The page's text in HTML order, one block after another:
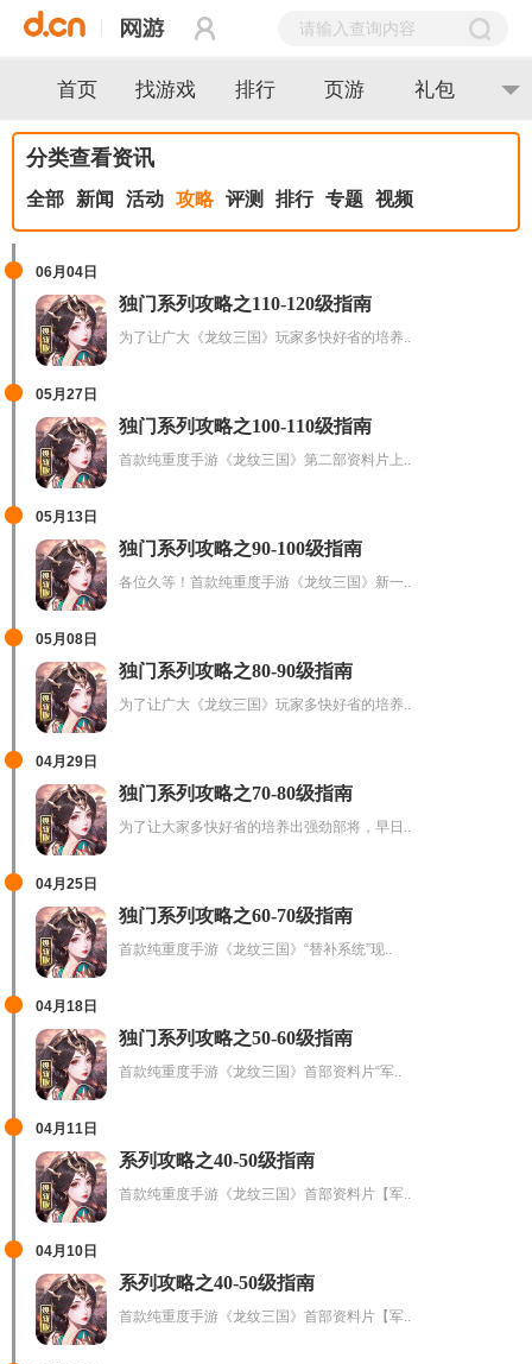
首页 找游戏 排行 页游 礼包
分类查看资讯
全部 新闻 活动 攻略 评测 排行 专题 视频
06月04日
独门系列攻略之110-120级指南
为了让广大《龙纹三国》玩家多快好省的培养..
05月27日
独门系列攻略之100-110级指南
首款纯重度手游《龙纹三国》第二部资料片上..
05月13日
独门系列攻略之90-100级指南
各位久等！首款纯重度手游《龙纹三国》新一..
05月08日
独门系列攻略之80-90级指南
为了让广大《龙纹三国》玩家多快好省的培养..
04月29日
独门系列攻略之70-80级指南
为了让大家多快好省的培养出强劲部将，早日..
04月25日
独门系列攻略之60-70级指南
首款纯重度手游《龙纹三国》“替补系统”现..
04月18日
独门系列攻略之50-60级指南
首款纯重度手游《龙纹三国》首部资料片“军..
04月11日
系列攻略之40-50级指南
首款纯重度手游《龙纹三国》首部资料片【军..
04月10日
系列攻略之40-50级指南
首款纯重度手游《龙纹三国》首部资料片【军..